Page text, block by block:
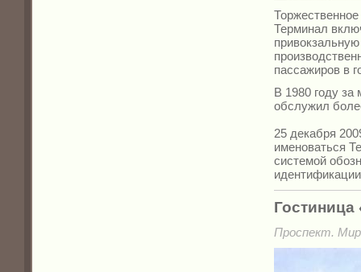
Терминал
пассажиров в
В 1980 году за
обслужил
25 декабря
именоваться
системой
Проспект.